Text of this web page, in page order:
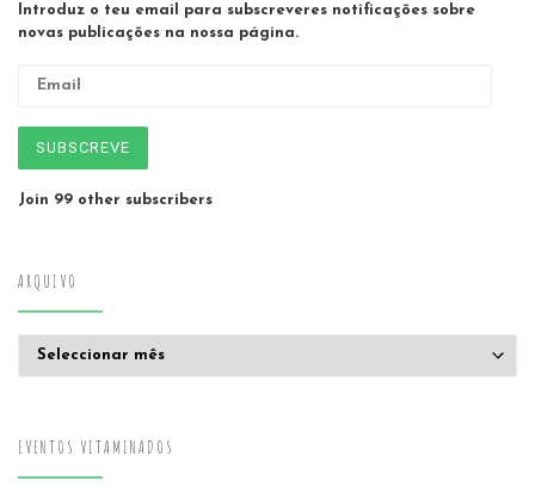
Introduz o teu email para subscreveres notificações sobre
novas publicações na nossa página.
SUBSCREVE
Join 99 other subscribers
ARQUIVO
EVENTOS VITAMINADOS